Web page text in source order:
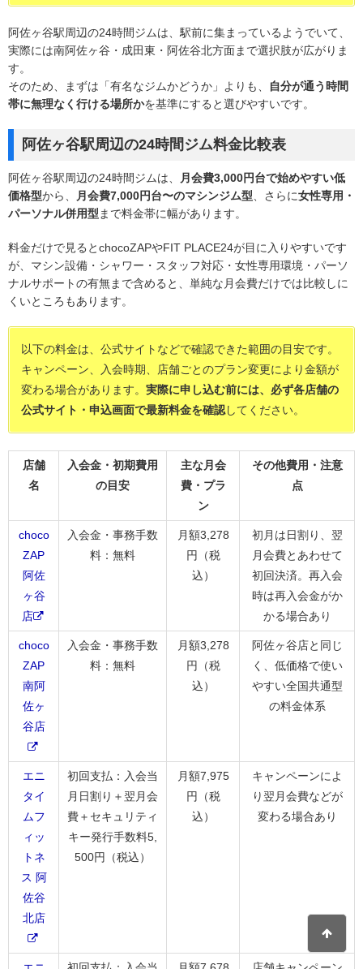
阿佐ヶ谷駅周辺の24時間ジムは、駅前に集まっているようでいて、
実際には南阿佐ヶ谷・成田東・阿佐谷北方面まで選択肢が広がりま
す。
そのため、まずは「有名なジムかどうか」よりも、
自分が通う時間
帯に無理なく行ける場所かを基準にすると選びやすいです。
阿佐ヶ谷駅周辺の24時間ジム料金比較表
阿佐ヶ谷駅周辺の24時間ジムは、
月会費3,000円台で始めやすい低
価格型から、 月会費7,000円台〜のマシンジム型 、さらに女性専用・
パーソナル併用型 まで料金帯に幅があります。
料金だけで見るとchocoZAPやFIT PLACE24が目に入りやすいです
が、マシン設備・シャワー・スタッフ対応・女性専用環境・パーソ
ナルサポートの有無まで含めると、単純な月会費だけでは比較しに
くいところもあります。
以下の料金は、公式サイトなどで確認できた範囲の目安です。
キャンペーン、入会時期、店舗ごとのプラン変更により金額が
変わる場合があります。 実際に申し込む前には、必ず各店舗の
公式サイト・申込画面で最新料金を確認してください。
店舗
名
入会金・初期費用
の目安
主な月会
費・プラ
ン
その他費用・注意
点
choco
ZAP
阿佐
ヶ谷
店
入会金・事務手数
料：無料
月額3,278
円（税
込）
初月は日割り、翌
月会費とあわせて
初回決済。再入会
時は再入会金がか
かる場合あり
choco
ZAP
南阿
佐ヶ
谷店
入会金・事務手数
料：無料
月額3,278
円（税
込）
阿佐ヶ谷店と同じ
く、低価格で使い
やすい全国共通型
の料金体系
エニ
タイ
ムフ
ィッ
トネ
ス 阿
佐谷
北店
初回支払：入会当
月日割り＋翌月会
費＋セキュリティ
キー発行手数料5,
500円（税込）
月額7,975
円（税
込）
キャンペーンによ
り翌月会費などが
変わる場合あり